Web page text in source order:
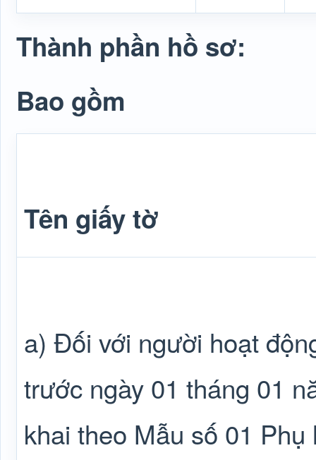
Thành phần hồ sơ:
Bao gồm
Tên giấy tờ
a) Đối với người hoạt
trước ngày 01 tháng 01
khai theo Mẫu số 01